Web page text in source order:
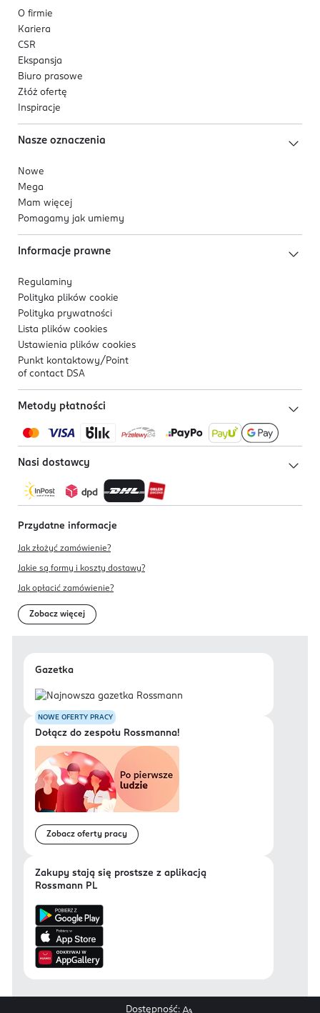
O firmie
Kariera
CSR
Ekspansja
Biuro prasowe
Złóż ofertę
Inspiracje
Nasze oznaczenia
Nowe
Mega
Mam więcej
Pomagamy jak umiemy
Informacje prawne
Regulaminy
Polityka plików cookie
Polityka prywatności
Lista plików cookies
Ustawienia plików cookies
Punkt kontaktowy/ Point
of contact DSA
Metody płatności
Nasi dostawcy
Przydatne informacje
Jak złożyć zamówienie?
Jakie są formy i koszty dostawy?
Jak opłacić zamówienie?
Zobacz więcej
Gazetka
NOWE OFERTY PRACY
Dołącz do zespołu Rossmanna!
Zobacz oferty pracy
Zakupy stają się prostsze z aplikacją
Rossmann PL
Dostępność: